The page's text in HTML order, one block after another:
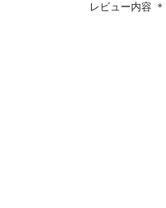
レビュー内容 ＊